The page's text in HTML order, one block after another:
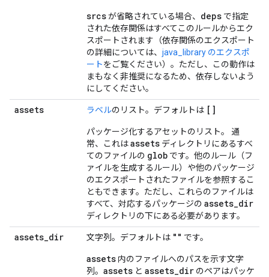
srcsが省略されている場合、 deps で指定
された依存関係はすべてこのルールからエク
スポートされます（依存関係のエクスポート
の詳細については、 java_library のエクスポ
ートをご覧ください）。ただし、この動作は
まもなく非推奨になるため、依存しないよう
にしてください。
assets ラベルのリスト。デフォルトは []
パッケージ化するアセットのリスト。 通
常、これはassets ディレクトリにあるすべ
てのファイルの glob です。他のルール（フ
ァイルを生成するルール）や他のパッケージ
のエクスポートされたファイルを参照するこ
ともできます。ただし、これらのファイルは
すべて、対応するパッケージの assets_dir
ディレクトリの下にある必要があります。
assets_dir 文字列。デフォルトは "" です。
assets 内のファイルへのパスを示す文字
列。 assets と assets_dir のペアはパッケ